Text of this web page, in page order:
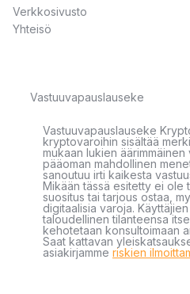
Verkkosivusto
Yhteisö
Vastuuvapauslauseke
Vastuuvapauslauseke
kryptovaroihin sisältää
mukaan lukien
pääoman mahdollinen
sanoutuu irti kaikesta
Mikään tässä esitetty ei ole
suositus tai tarjous ostaa,
digitaalisia varoja.
taloudellinen tilanteensa
kehotetaan konsultoimaan
Saat kattavan
asiakirjamme riskien